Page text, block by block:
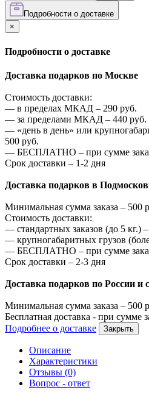
Подробности о доставке
×
Подробности о доставке
Доставка подарков по Москве
Стоимость доставки:
— в пределах МКАД – 290 руб.
— за пределами МКАД – 440 руб.
— «день в день» или
500 руб.
— БЕСПЛАТНО – при сумме
Срок доставки – 1-2 дня
Доставка подарков в
Минимальная сумма заказа – 500
Стоимость доставки:
— стандартных заказов (до 5 кг.) –
— крупногабаритных грузов
— БЕСПЛАТНО – при сумме
Срок доставки – 2-3 дня
Доставка подарков по России
Минимальная сумма заказа – 500
Бесплатная доставка - при сумме
Подробнее о доставке
Закрыть
Описание
Характеристики
Отзывы (0)
Вопрос - ответ